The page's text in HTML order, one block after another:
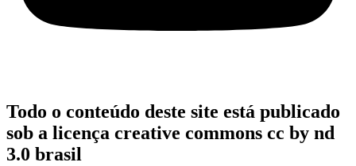
Todo o conteúdo deste site está publicado
sob a licença creative commons cc by nd
3.0 brasil